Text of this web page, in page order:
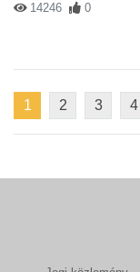
14246 0
1 2 3 4